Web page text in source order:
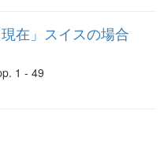
在」スイスの場合
1 - 49